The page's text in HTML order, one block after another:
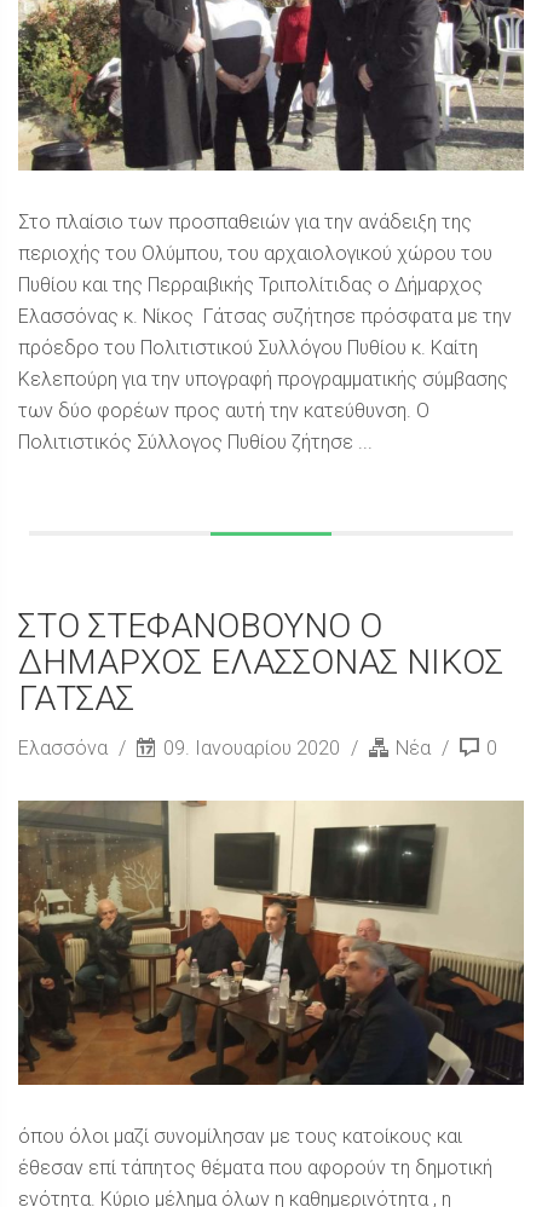
Στο πλαίσιο των προσπαθειών για την ανάδειξη της
περιοχής του Ολύμπου, του αρχαιολογικού χώρου του
Πυθίου και της Περραιβικής Τριπολίτιδας ο Δήμαρχος
Ελασσόνας κ. Νίκος Γάτσας συζήτησε πρόσφατα με την
πρόεδρο του Πολιτιστικού Συλλόγου Πυθίου κ. Καίτη
Κελεπούρη για την υπογραφή προγραμματικής σύμβασης
των δύο φορέων προς αυτή την κατεύθυνση. Ο
Πολιτιστικός Σύλλογος Πυθίου ζήτησε ...
ΣΤΟ ΣΤΕΦΑΝΟΒΟΥΝΟ Ο
ΔΗΜΑΡΧΟΣ ΕΛΑΣΣΟΝΑΣ ΝΙΚΟΣ
ΓΑΤΣΑΣ
Ελασσόνα 09. Ιανουαρίου 2020 Νέα 0
όπου όλοι μαζί συνομίλησαν με τους κατοίκους και
έθεσαν επί τάπητος θέματα που αφορούν τη δημοτική
ενότητα. Κύριο μέλημα όλων η καθημερινότητα , η